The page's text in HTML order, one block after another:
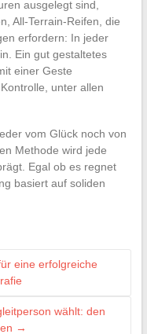
ausgelegt sind,
All-Terrain-Reifen, die
erfordern: In jeder
Ein gut gestaltetes
einer Geste
unter allen
vom Glück noch von
Methode wird jede
Egal ob es regnet
basiert auf soliden
eine erfolgreiche
wählt: den
→